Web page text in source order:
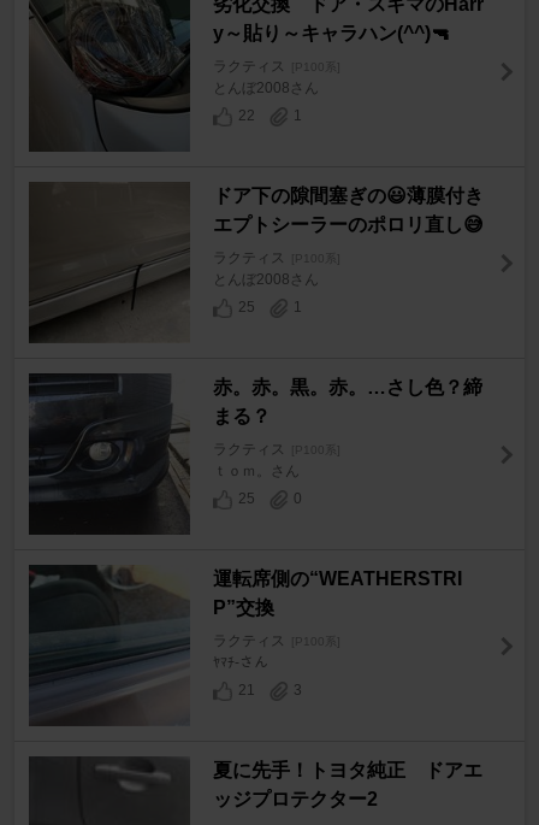
劣化交換 ドア・スキマのHarr
y～貼り～キャラハン(^^)🔫
ラクティス [P100系]
とんぼ2008さん
22
1
ドア下の隙間塞ぎの😃薄膜付き
エプトシーラーのポロリ直し😅
ラクティス [P100系]
とんぼ2008さん
25
1
赤。赤。黒。赤。…さし色？締
まる？
ラクティス [P100系]
ｔｏｍ。さん
25
0
運転席側の“WEATHERSTRI
P”交換
ラクティス [P100系]
ﾔﾏﾁ-さん
21
3
夏に先手！トヨタ純正 ドアエ
ッジプロテクター2